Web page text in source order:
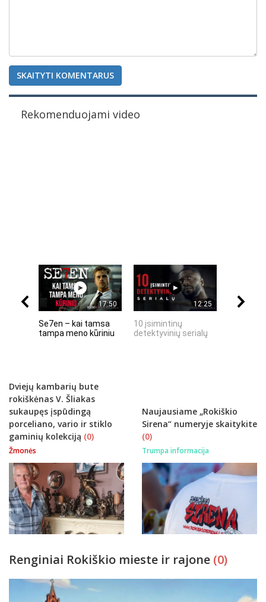
SKAITYTI KOMENTARUS
Rekomenduojami video
17:50
Se7en – kai tamsa
tampa meno kūriniu
12:25
10 įsimintinų
detektyvinių serialų
Dviejų kambarių bute
rokiškėnas V. Šliakas
sukaupęs įspūdingą
porceliano, vario ir stiklo
gaminių kolekciją (0)
Žmonės
Naujausiame „Rokiškio
Sirena“ numeryje skaitykite
(0)
Trumpa informacija
Renginiai Rokiškio mieste ir rajone (0)